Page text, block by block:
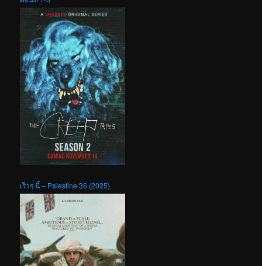
เร็วๆ นี้ – Palestine 36 (2025)